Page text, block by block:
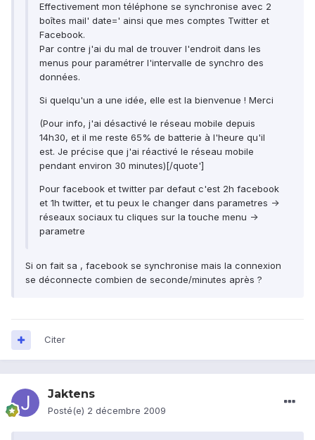
Effectivement mon téléphone se synchronise avec 2
boîtes mail' date=' ainsi que mes comptes Twitter et
Facebook.
Par contre j'ai du mal de trouver l'endroit dans les
menus pour paramétrer l'intervalle de synchro des
données.
Si quelqu'un a une idée, elle est la bienvenue ! Merci
(Pour info, j'ai désactivé le réseau mobile depuis
14h30, et il me reste 65% de batterie à l'heure qu'il
est. Je précise que j'ai réactivé le réseau mobile
pendant environ 30 minutes)[/quote']
Pour facebook et twitter par defaut c'est 2h facebook
et 1h twitter, et tu peux le changer dans parametres ->
réseaux sociaux tu cliques sur la touche menu ->
parametre
Si on fait sa , facebook se synchronise mais la connexion
se déconnecte combien de seconde/minutes après ?
Citer
Jaktens
Posté(e) 2 décembre 2009